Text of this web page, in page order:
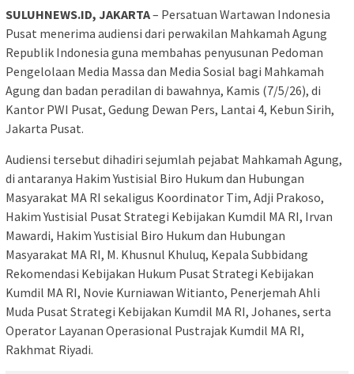
SULUHNEWS.ID, JAKARTA– Persatuan Wartawan Indonesia
Pusat menerima audiensi dari perwakilan Mahkamah Agung
Republik Indonesia guna membahas penyusunan Pedoman
Pengelolaan Media Massa dan Media Sosial bagi Mahkamah
Agung dan badan peradilan di bawahnya, Kamis (7/5/26), di
Kantor PWI Pusat, Gedung Dewan Pers, Lantai 4, Kebun Sirih,
Jakarta Pusat.
Audiensi tersebut dihadiri sejumlah pejabat Mahkamah Agung,
di antaranya Hakim Yustisial Biro Hukum dan Hubungan
Masyarakat MA RI sekaligus Koordinator Tim, Adji Prakoso,
Hakim Yustisial Pusat Strategi Kebijakan Kumdil MA RI, Irvan
Mawardi, Hakim Yustisial Biro Hukum dan Hubungan
Masyarakat MA RI, M. Khusnul Khuluq, Kepala Subbidang
Rekomendasi Kebijakan Hukum Pusat Strategi Kebijakan
Kumdil MA RI, Novie Kurniawan Witianto, Penerjemah Ahli
Muda Pusat Strategi Kebijakan Kumdil MA RI, Johanes, serta
Operator Layanan Operasional Pustrajak Kumdil MA RI,
Rakhmat Riyadi.